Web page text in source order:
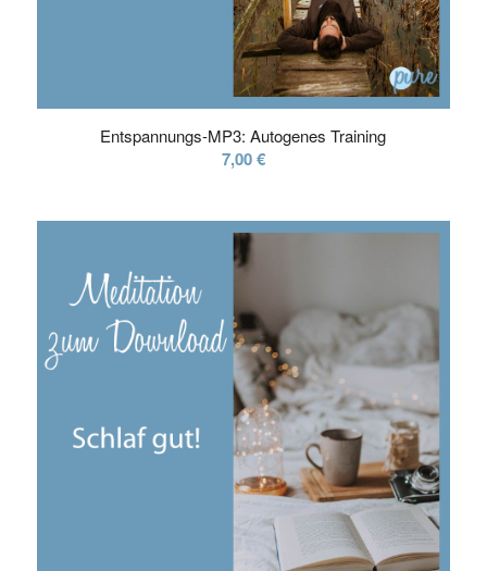
Entspannungs-MP3: Autogenes Training
7,00€